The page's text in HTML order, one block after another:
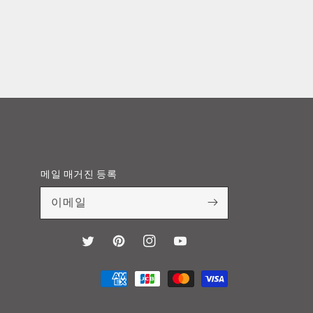
메일 매거진 등록
이메일
TwitterPinterestInstagramYouTube